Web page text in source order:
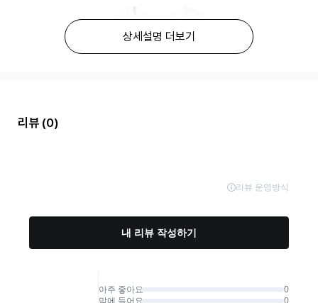
상세설명 더보기
리뷰 (0)